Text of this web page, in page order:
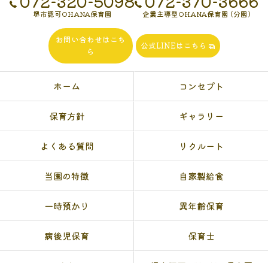
堺市認可OHANA保育園 企業主導型OHANA保育園 (分園)
お問い合わせはこち
ら
公式LINEはこちら
ホーム コンセプト
保育方針 ギャラリー
よくある質問 リクルート
当園の特徴 自家製給食
一時預かり 異年齢保育
病後児保育 保育士